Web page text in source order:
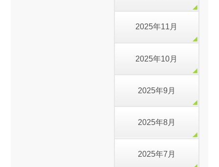
2025年11月
2025年10月
2025年9月
2025年8月
2025年7月